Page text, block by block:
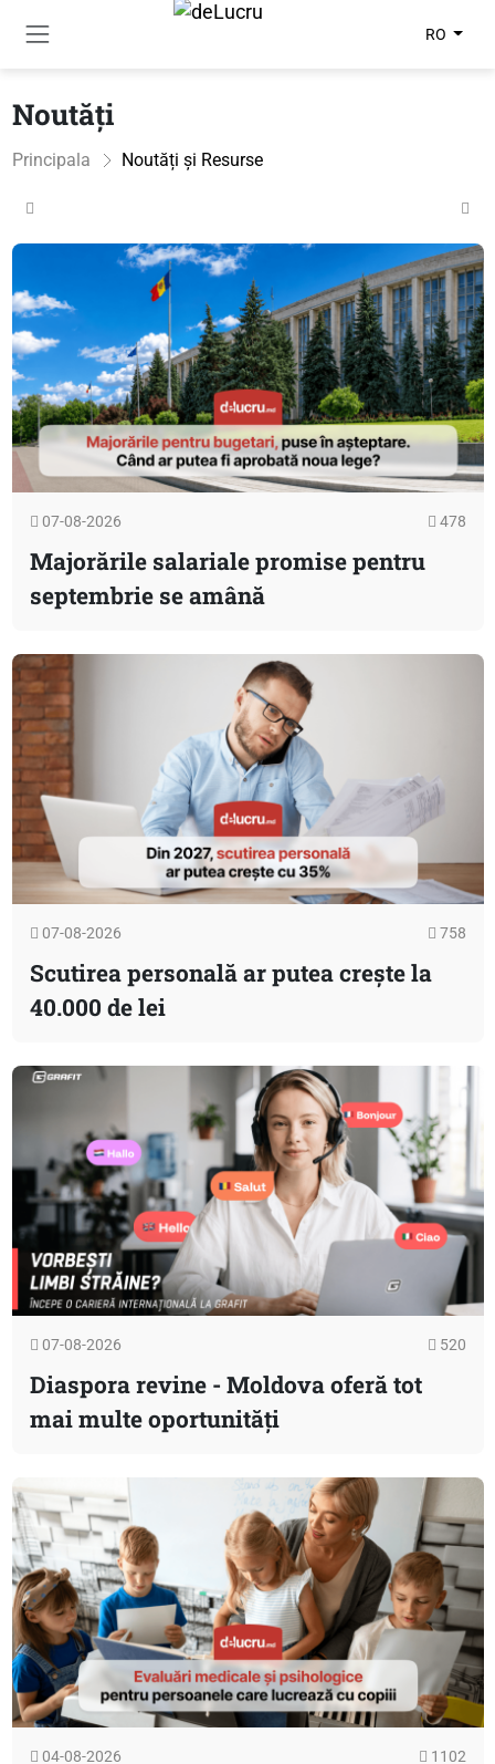
RO
Noutăți
Principala Noutăți și Resurse
07-08-2026 478
Majorările salariale promise pentru
septembrie se amână
07-08-2026 758
Scutirea personală ar putea crește la
40.000 de lei
07-08-2026 520
Diaspora revine - Moldova oferă tot
mai multe oportunități
04-08-2026 1102